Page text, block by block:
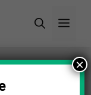
Die 5
×